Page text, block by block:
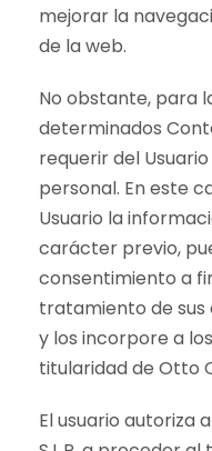
mejorar la
de la web.
No obstante, para
determinados
requerir del
personal. En este
Usuario la
carácter previo,
consentimiento a
tratamiento de
y los incorpore a
titularidad de Otto
El usuario autoriza